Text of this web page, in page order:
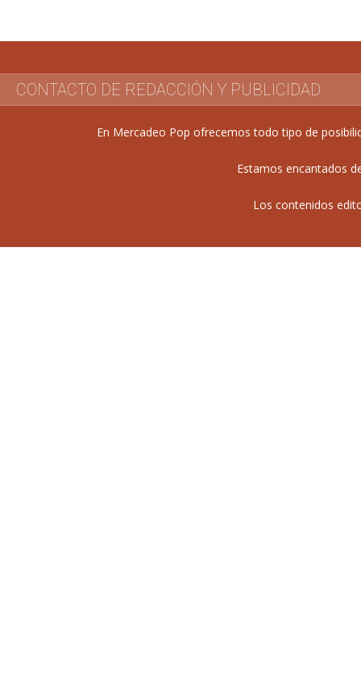
CONTACTO DE REDACCIÓN Y PUBLICIDAD
En Mercadeo Pop ofrecemos todo tipo de
Estamos encantados
Los contenidos